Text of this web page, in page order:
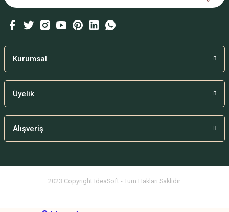
Kurumsal
Üyelik
Alışveriş
2023 Copyright IdeaSoft - Tüm Hakları Saklıdır.